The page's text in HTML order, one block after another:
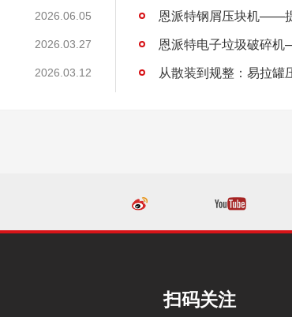
2026.06.05
2026.03.27
2026.03.12 从散装到规整：易拉罐
扫码关注